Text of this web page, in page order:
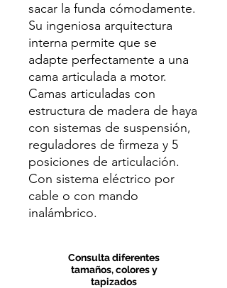
sacar la funda cómodamente.
Su ingeniosa arquitectura
interna permite que se
adapte perfectamente a una
cama articulada a motor.
Camas articuladas con
estructura de madera de haya
con sistemas de suspensión,
reguladores de firmeza y 5
posiciones de articulación.
Con sistema eléctrico por
cable o con mando
inalámbrico.
Consulta diferentes
tamaños, colores y
tapizados